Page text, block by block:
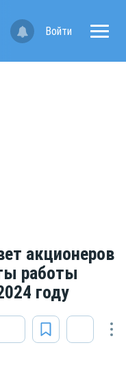
Войти
акционеров
работы
году